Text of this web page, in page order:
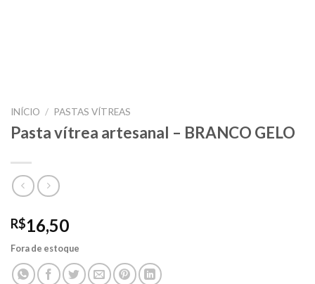
INÍCIO / PASTAS VÍTREAS
Pasta vítrea artesanal – BRANCO GELO
R$16,50
Fora de estoque